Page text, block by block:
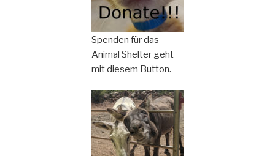
Spenden für das
Animal Shelter geht
mit diesem Button.